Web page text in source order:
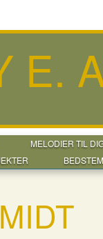
E.
MELODIER TIL